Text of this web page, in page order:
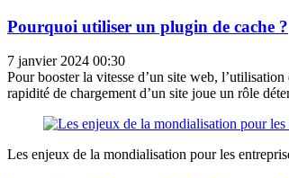
Pourquoi utiliser un plugin de cache ?
7 janvier 2024 00:30
Pour booster la vitesse d’un site web,
rapidité de chargement d’un site joue un rôle
Les enjeux de la mondialisation pour les